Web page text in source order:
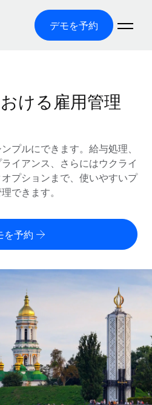
デモを予約
給与処理を手軽に
EOR）
をかけずに実現
を遵守して契約
ボーディングし、管理
部委託
にシームレスに統合する
援を検索する
ャイルなグローバルHR・給与処理ソ
ソリューションでチームを拡大する
ール
ール
けに、通貨オプションと支払スピー
ログイン
ける雇用管理
プルにできます。給与処理、
イアンス、さらにはウクライ
プションまで、使いやすいプ
できます。
を予約